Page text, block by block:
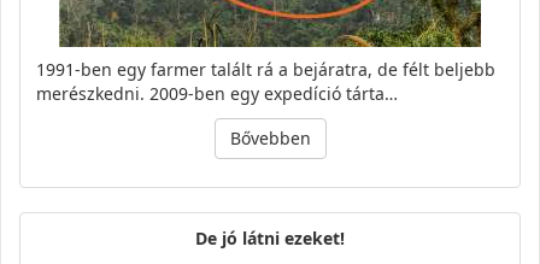
1991-ben egy farmer talált rá a bejáratra, de félt beljebb
merészkedni. 2009-ben egy expedíció tárta…
Bővebben
De jó látni ezeket!